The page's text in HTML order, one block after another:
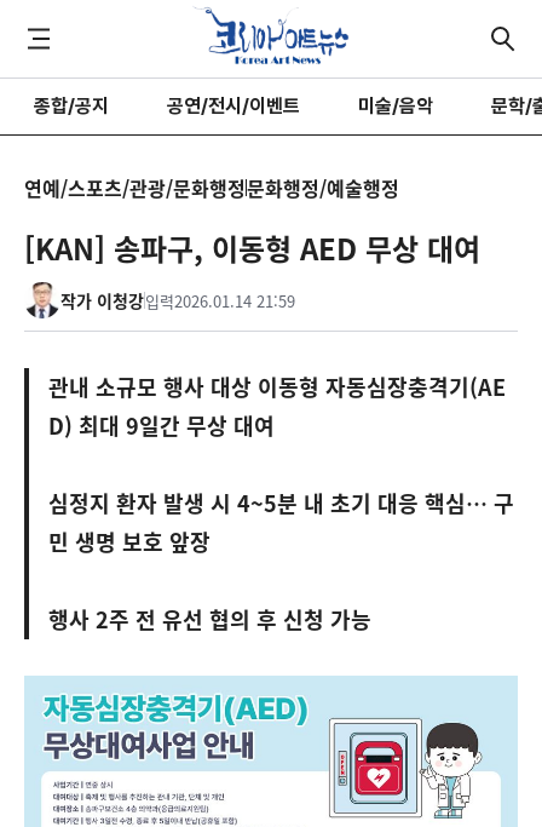
종합/공지 공연/전시/이벤트 미술/음악 문학/
연예/스포츠/관광/문화행정문화행정/예술행정
[KAN] 송파구, 이동형 AED 무상 대여
작가 이청강입력2026.01.14 21:59
관내 소규모 행사 대상 이동형 자동심장충격기(AE
D) 최대 9일간 무상 대여
심정지 환자 발생 시 4~5분 내 초기 대응 핵심… 구
민 생명 보호 앞장
행사 2주 전 유선 협의 후 신청 가능